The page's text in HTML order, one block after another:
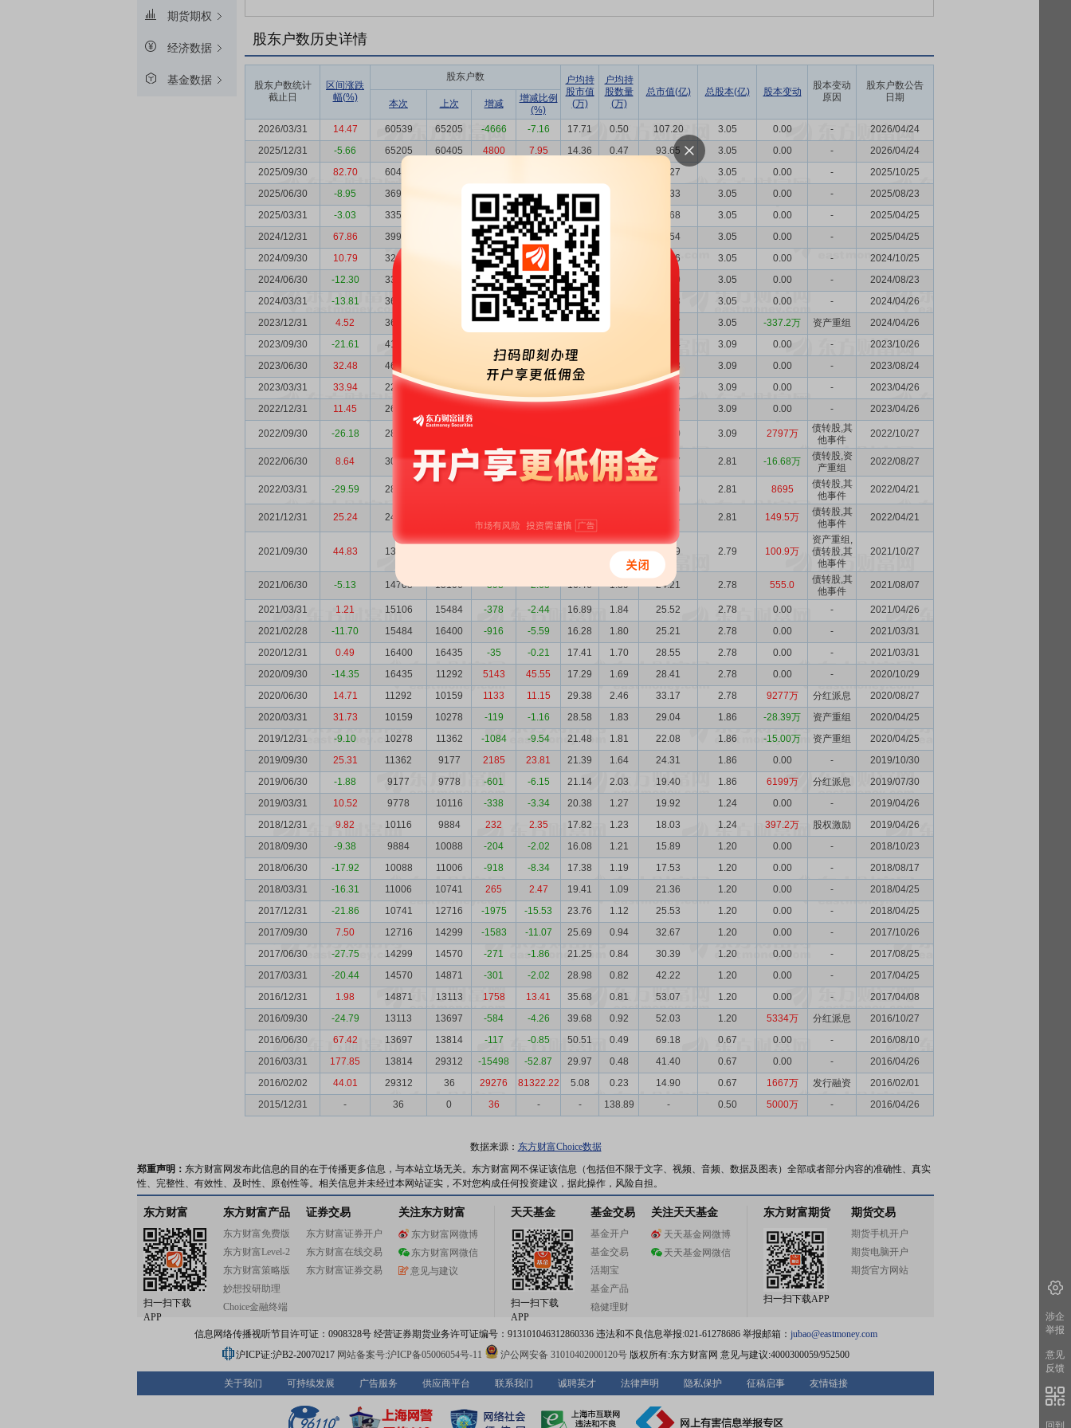
期货期权
经济数据
基金数据
股东户数历史详情
股东户数统计
截止日
区间涨跌
幅(%)
股东户数
户均持
股市值
(万)
户均持
股数量
(万)
总市值(亿) 总股本(亿) 股本变动
股本变动
原因
股东户数公告
日期
本次 上次 增减
增减比例
(%)
2026/03/31
14.47 60539 65205 -4666 -7.16 17.71 0.50 107.20 3.05 0.00 -
2026/04/24
2025/12/31
-5.66 65205 60405 4800 7.95 14.36 0.47 93.65 3.05 0.00 -
2026/04/24
2025/09/30
82.70 60405 99.27 3.05 0.00 -
2025/10/25
2025/06/30
-8.95 36957 3435 10.25 14.70 54.33 3.05 0.00 -
2025/08/23
2025/03/31
-3.03 33522 -6421 -16.08 17.80 59.68 3.05 0.00 -
2025/04/25
2024/12/31
67.86 39943 7247 22.16 15.41 61.54 3.05 0.00 -
2025/04/25
2024/09/30
10.79 32696 -1027 -3.05 11.21 36.66 3.05 0.00 -
2024/10/25
2024/06/30
-12.30 33723 -3023 -8.23 9.81 33.09 3.05 0.00 -
2024/08/23
2024/03/31
-13.81 36746 -61 -0.17 10.27 37.73 3.05 0.00 -
2024/04/26
2023/12/31
4.52 36807 -4880 -11.71 11.89 43.77 3.05 -337.2万 资产重组
2024/04/26
2023/09/30
-21.61 41687 42.34 3.09 0.00 -
2023/10/26
2023/06/30
32.48 46692 23753 103.55 11.65 54.38 3.09 0.00 -
2023/08/24
2023/03/31
33.94 22939 26236 1.35 41.05 3.09 0.00 -
2023/04/26
2022/12/31
11.45 26236 -2715 -9.38 11.68 30.65 3.09 0.00 - 2023/04/26
2022/09/30 -26.18 28951 27.50 3.09 2797万
债转股,其
他事件
2022/10/27
2022/06/30 8.64 30429 28154 2275 8.08 11.13 0.92 33.87 2.81 -16.68万
债转股,资
产重组
2022/08/27
2022/03/31 -29.59 28154 31.20 2.81 8695
债转股,其
他事件
2022/04/21
2021/12/31 25.24 24097 18.39 44.31 2.81 149.5万
债转股,其
他事件
2022/04/21
2021/09/30 44.83 13753 2.03 35.19 2.79 100.9万
资产重组,
债转股,其
他事件
2021/10/27
2021/06/30 -5.13 14708 15106 -398 -2.63 16.46 1.89 24.21 2.78 555.0
债转股,其
他事件
2021/08/07
2021/03/31 1.21 15106 15484 -378 -2.44 16.89 1.84 25.52 2.78 0.00 -
2021/04/26
2021/02/28
-11.70 15484 16400 -916 -5.59 16.28 1.80 25.21 2.78 0.00 -
2021/03/31
2020/12/31
0.49 16400 16435 -35 -0.21 17.41 1.70 28.55 2.78 0.00 -
2021/03/31
2020/09/30
-14.35 16435 11292 5143 45.55 17.29 1.69 28.41 2.78 0.00 -
2020/10/29
2020/06/30
14.71 11292 10159 1133 11.15 29.38 2.46 33.17 2.78 9277万 分红派息
2020/08/27
2020/03/31
31.73 10159 10278 -119 -1.16 28.58 1.83 29.04 1.86 -28.39万 资产重组
2020/04/25
2019/12/31
-9.10 10278 11362 -1084 -9.54 21.48 1.81 22.08 1.86 -15.00万 资产重组
2020/04/25
2019/09/30
25.31 11362 9177 2185 23.81 21.39 1.64 24.31 1.86 0.00 -
2019/10/30
2019/06/30
-1.88 9177 9778 -601 -6.15 21.14 2.03 19.40 1.86 6199万 分红派息
2019/07/30
2019/03/31
10.52 9778 10116 -338 -3.34 20.38 1.27 19.92 1.24 0.00 -
2019/04/26
2018/12/31
9.82 10116 9884 232 2.35 17.82 1.23 18.03 1.24 397.2万 股权激励
2019/04/26
2018/09/30
-9.38 9884 10088 -204 -2.02 16.08 1.21 15.89 1.20 0.00 -
2018/10/23
2018/06/30
-17.92 10088 11006 -918 -8.34 17.38 1.19 17.53 1.20 0.00 -
2018/08/17
2018/03/31
-16.31 11006 10741 265 2.47 19.41 1.09 21.36 1.20 0.00 -
2018/04/25
2017/12/31
-21.86 10741 12716 -1975 -15.53 23.76 1.12 25.53 1.20 0.00 -
2018/04/25
2017/09/30
7.50 12716 14299 -1583 -11.07 25.69 0.94 32.67 1.20 0.00 -
2017/10/26
2017/06/30
-27.75 14299 14570 -271 -1.86 21.25 0.84 30.39 1.20 0.00 -
2017/08/25
2017/03/31
-20.44 14570 14871 -301 -2.02 28.98 0.82 42.22 1.20 0.00 -
2017/04/25
2016/12/31
1.98 14871 13113 1758 13.41 35.68 0.81 53.07 1.20 0.00 -
2017/04/08
2016/09/30
-24.79 13113 13697 -584 -4.26 39.68 0.92 52.03 1.20 5334万 分红派息
2016/10/27
2016/06/30
67.42 13697 13814 -117 -0.85 50.51 0.49 69.18 0.67 0.00 -
2016/08/10
2016/03/31
177.85 13814 29312 -15498 -52.87 29.97 0.48 41.40 0.67 0.00 -
2016/04/26
2016/02/02
44.01 29312 36 29276 81322.22 5.08 0.23 14.90 0.67 1667万 发行融资
2016/02/01
2015/12/31
- 36 0 36 - - 138.89 - 0.50 5000万 - 2016/04/26
数据来源： 东方财富Choice数据
郑重声明： 东方财富网发布此信息的目的在于传播更多信息，与本站立场无关。东方财富网不保证该信息（包括但不限于文字、视频、音频、数据及图表）全部或者部分内容的准确性、真实
性、完整性、有效性、及时性、原创性等。相关信息并未经过本网站证实，不对您构成任何投资建议，据此操作，风险自担。
东方财富
扫一扫下载
APP
东方财富产品
东方财富免费版
东方财富Level-2
东方财富策略版
妙想投研助理
Choice金融终端
证券交易
东方财富证券开户
东方财富在线交易
东方财富证券交易
关注东方财富
东方财富网微博
东方财富网微信
意见与建议
天天基金
扫一扫下载
APP
基金交易
基金开户
基金交易
活期宝
基金产品
稳健理财
关注天天基金
天天基金网微博
天天基金网微信
东方财富期货
扫一扫下载APP
期货交易
期货手机开户
期货电脑开户
期货官方网站
信息网络传播视听节目许可证：0908328号 经营证券期货业务许可证编号：913101046312860336 违法和不良信息举报:021-61278686 举报邮箱： jubao@eastmoney.com
沪ICP证:沪B2-20070217 网站备案号:沪ICP备05006054号-11 沪公网安备 31010402000120号版权所有:东方财富网 意见与建议:4000300059/952500
关于我们 可持续发展 广告服务 供应商平台 联系我们 诚聘英才 法律声明 隐私保护 征稿启事 友情链接
涉企
举报
意见
反馈
回到